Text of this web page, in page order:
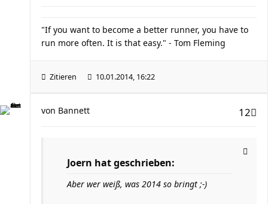
"If you want to become a better runner, you have to
run more often. It is that easy." - Tom Fleming
Zitieren 10.01.2014, 16:22
12
von Bannett
Joern hat geschrieben:
Aber wer weiß, was 2014 so bringt ;-)